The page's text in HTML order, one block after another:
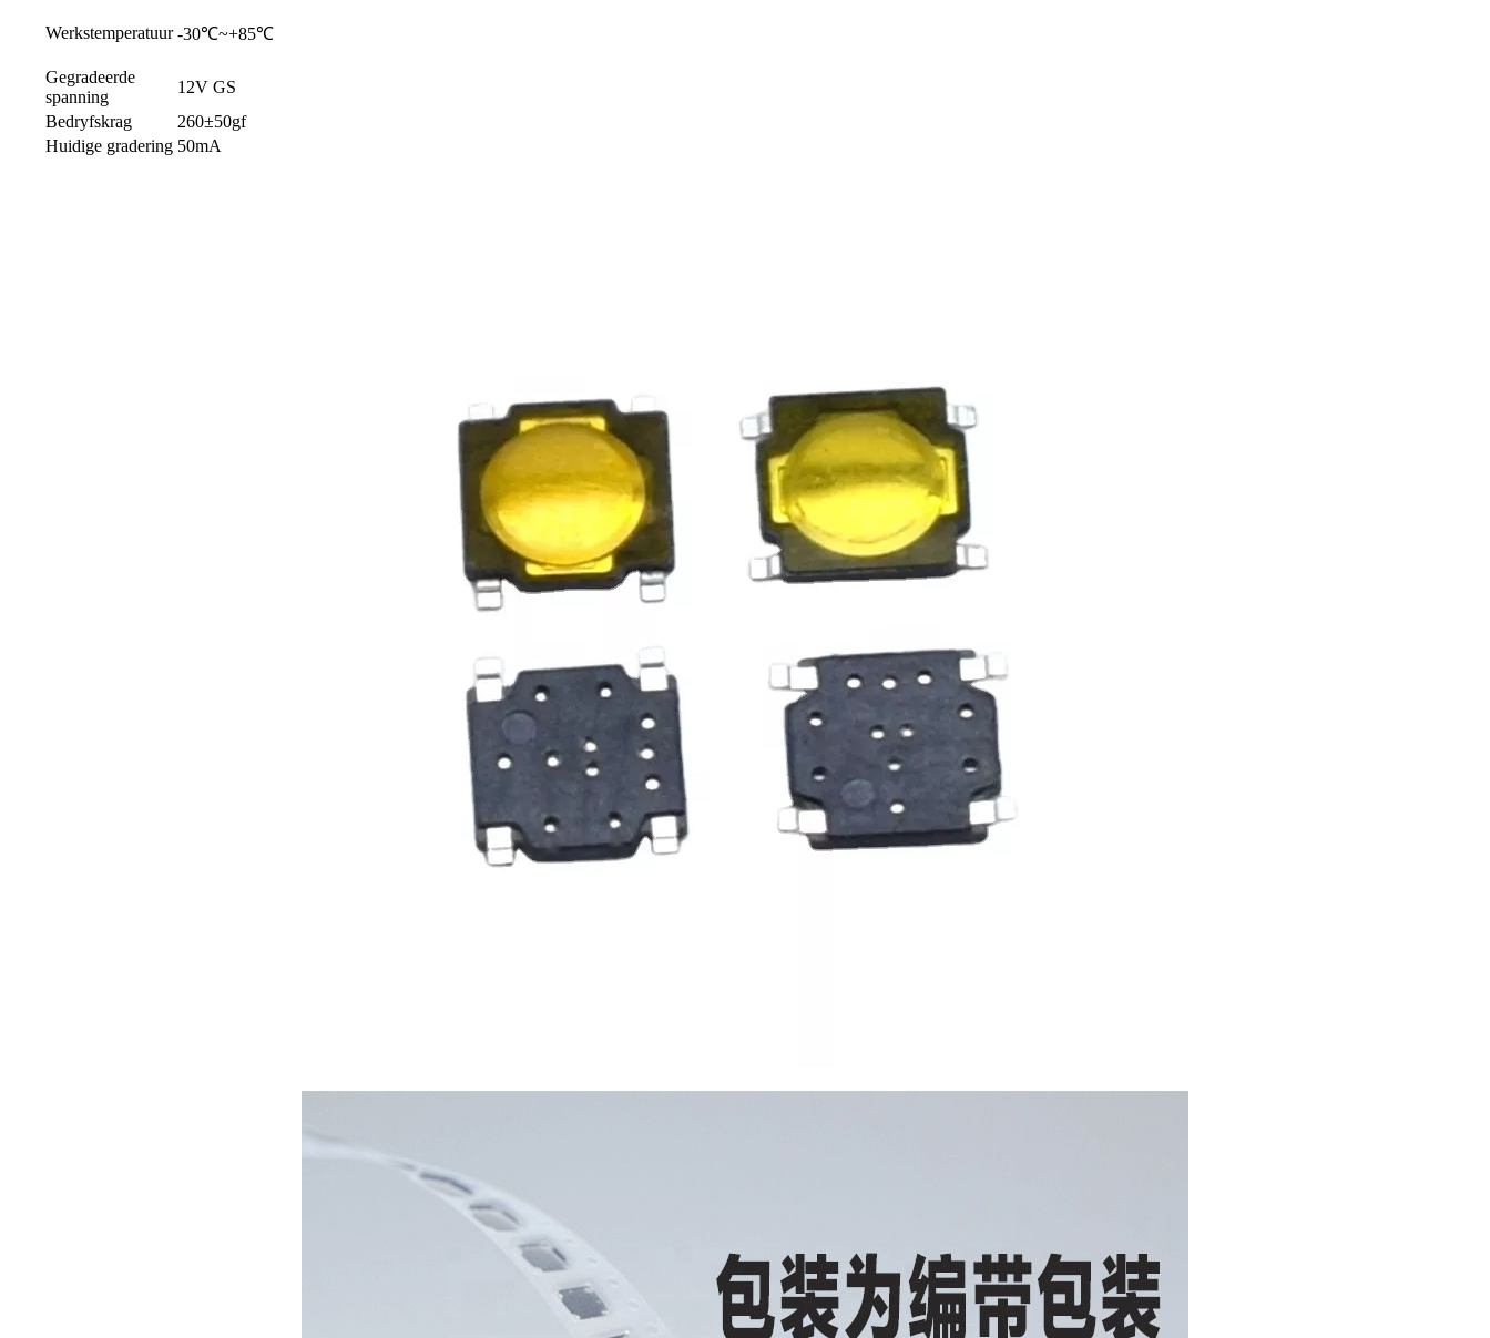
Werkstemperatuur -30℃~+85℃
Gegradeerde
spanning
12V GS
Bedryfskrag
260±50gf
Huidige gradering 50mA